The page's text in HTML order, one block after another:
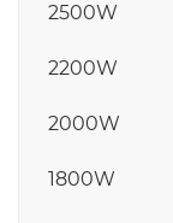
2500W
2200W
2000W
1800W